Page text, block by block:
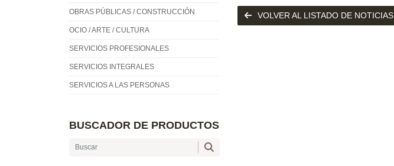
OBRAS PÚBLICAS / CONSTRUCCIÓN
OCIO / ARTE / CULTURA
SERVICIOS PROFESIONALES
SERVICIOS INTEGRALES
SERVICIOS A LAS PERSONAS
BUSCADOR DE PRODUCTOS
VOLVER AL LISTADO DE NOTICIAS